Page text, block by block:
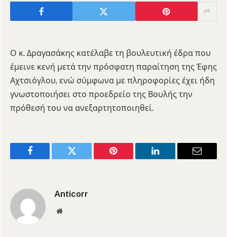
Ο κ. Δραγασάκης κατέλαβε τη βουλευτική έδρα που
έμεινε κενή μετά την πρόσφατη παραίτηση της Έφης
Αχτσιόγλου, ενώ σύμφωνα με πληροφορίες έχει ήδη
γνωστοποιήσει στο προεδρείο της Βουλής την
πρόθεσή του να ανεξαρτητοποιηθεί.
Facebook Twitter Pinterest LinkedIn Email
Anticorr
Website